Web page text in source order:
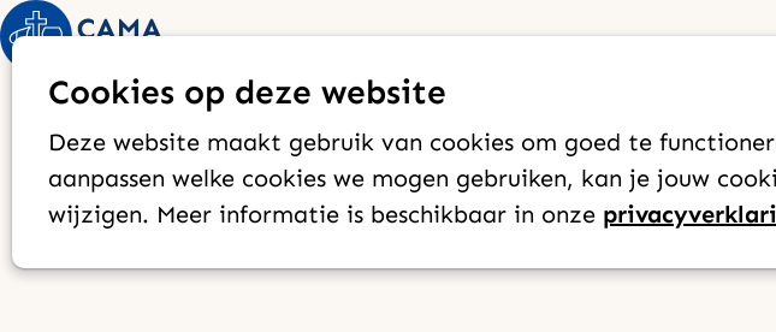
Cookies op deze website
Deze website maakt gebruik van cookies om goed te
aanpassen welke cookies we mogen gebruiken, kan je jouw
wijzigen. Meer informatie is beschikbaar in onze